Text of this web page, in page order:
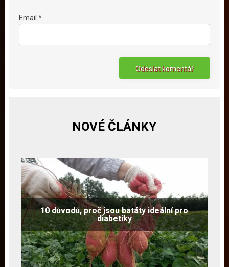
Email *
NOVÉ ČLÁNKY
10 důvodů, proč jsou batáty ideální pro
diabetiky